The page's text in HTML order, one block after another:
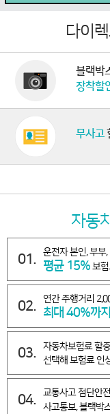
다이
블랙박
장착할
무사고
자동
01. 운전자 본인, 부부
평균 15%보
02. 연간 주행거리
최대 40%까지
03. 자동차보험료 할
선택해 보험료 인
04.
교통사고 첨단안
사고통보, 블랙박